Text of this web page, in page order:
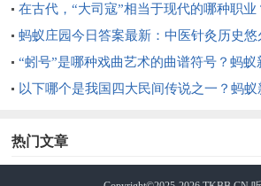
什么？
在古代，“大司寇”相当于现代的哪种职
最新9.22
蚂蚁庄园今日答案最新：中医针灸历史
是什么材质？
“蚓号”是哪种戏曲艺术的曲谱符号？蚂
9.20
以下哪个是我国四大民间传说之一？蚂
热门文章